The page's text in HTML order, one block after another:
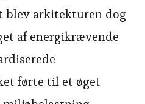
blev arkitekturen dog
af energikrævende
førte til et øget